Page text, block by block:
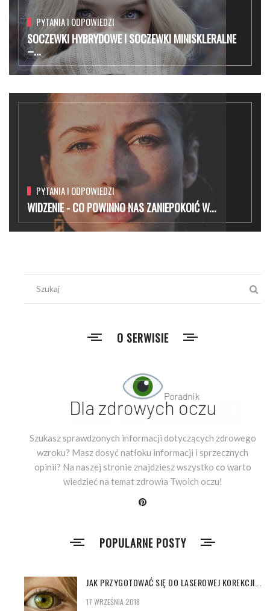
PYTANIA I ODPOWIEDZI
SOCZEWKI HYBRYDOWE I SOCZEWKI MINISKLERALNE
–...
PYTANIA I ODPOWIEDZI
WIDZENIE - CO POWINNO NAS ZANIEPOKOIĆ W...
O SERWISIE
Szukasz sprawdzonych informacji dotyczących zdrowego
wzroku? Masz dosyć natłoku informacji i sprzecznych
opinii? Na naszej stronie znajdziesz wszystko co warto
wiedzieć na temat zdrowia Twoich oczu!
POPULARNE POSTY
JAK PRZYGOTOWAĆ SIĘ DO LASEROWEJ KOREKCJI...
17 WRZEŚNIA 2018